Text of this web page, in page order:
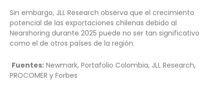
Sin embargo, JLL Research observa que el crecimiento
potencial de las exportaciones chilenas debido al
Nearshoring durante 2025 puede no ser tan significativo
como el de otros países de la región.
Fuentes: Newmark, Portafolio Colombia, JLL Research,
PROCOMER y Forbes